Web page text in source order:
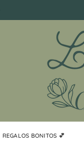
REGALOS BONITOS 💕